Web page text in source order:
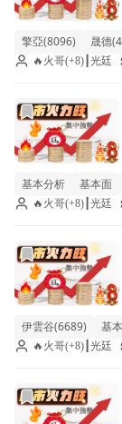
擎亞(8096) 晟德
🔥火哥(+8)┃光廷
前往股市火力
基本分析 基本面
🔥火哥(+8)┃光廷
前往​股市火力
伊雲谷(6689) 基
🔥火哥(+8)┃光廷
前往股市火力